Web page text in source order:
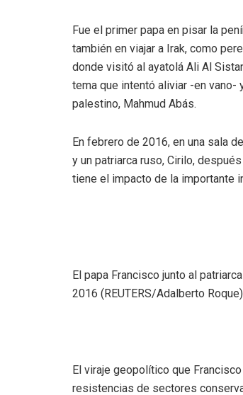
Fue el primer papa en pisar la
también en viajar a Irak, como
donde visitó al ayatolá Ali Al
tema que intentó aliviar -en vano-
palestino, Mahmud Abás.
En febrero de 2016, en una sala
y un patriarca ruso, Cirilo,
tiene el impacto de la importante
El papa Francisco junto al
2016 (REUTERS/Adalberto Roque)
El viraje geopolítico que
resistencias de sectores